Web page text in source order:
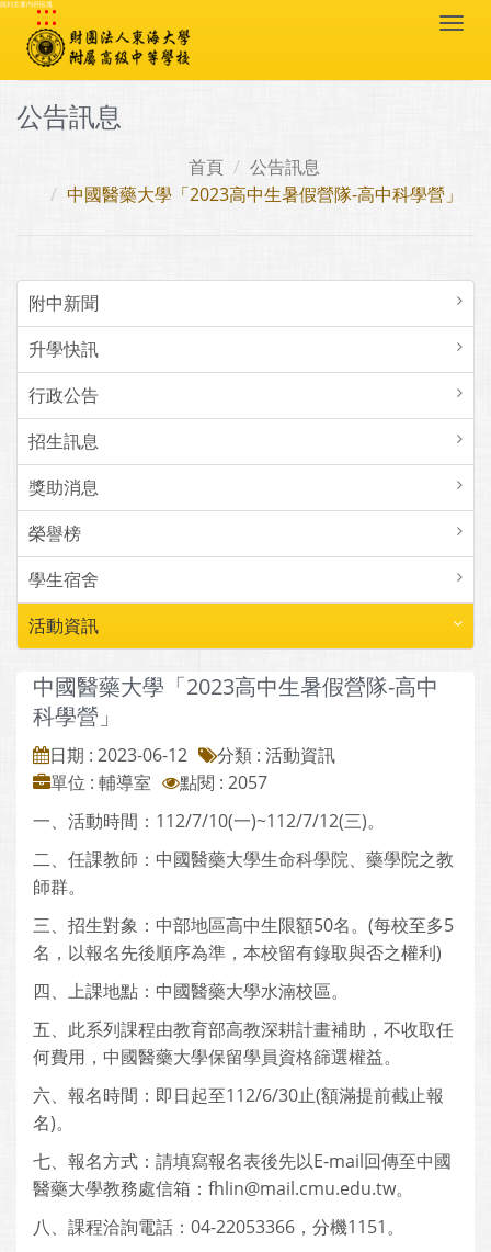
跳到主要內容區塊
:::
公告訊息
首頁
公告訊息
中國醫藥大學「2023高中生暑假營隊-高中科學營」
附中新聞
升學快訊
行政公告
招生訊息
獎助消息
榮譽榜
學生宿舍
活動資訊
中國醫藥大學「2023高中生暑假營隊-高中
科學營」
日期 : 2023-06-12
分類 : 活動資訊
單位 : 輔導室
點閱 : 2057
一、活動時間：112/7/10(一)~112/7/12(三)。
二、任課教師：中國醫藥大學生命科學院、藥學院之教
師群。
三、招生對象：中部地區高中生限額50名。(每校至多5
名，以報名先後順序為準，本校留有錄取與否之權利)
四、上課地點：中國醫藥大學水湳校區。
五、此系列課程由教育部高教深耕計畫補助，不收取任
何費用，中國醫藥大學保留學員資格篩選權益。
六、報名時間：即日起至112/6/30止(額滿提前截止報
名)。
七、報名方式：請填寫報名表後先以E-mail回傳至中國
醫藥大學教務處信箱：fhlin@mail.cmu.edu.tw。
八、課程洽詢電話：04-22053366，分機1151。